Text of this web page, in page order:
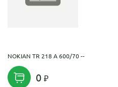
NOKIAN TR 218 A 600/70 --
0